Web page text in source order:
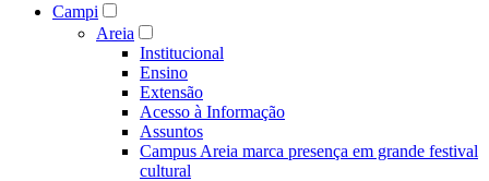
Campi
Areia
Institucional
Ensino
Extensão
Acesso à Informação
Assuntos
Campus Areia marca presença em grande festival
cultural